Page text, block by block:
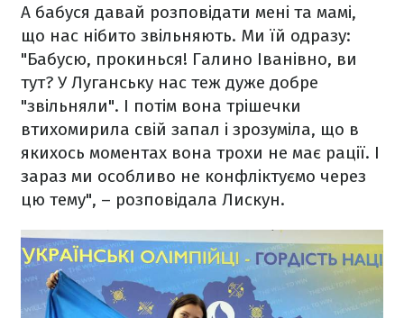
А бабуся давай розповідати мені та мамі,
що нас нібито звільняють. Ми їй одразу:
"Бабусю, прокинься! Галино Іванівно, ви
тут? У Луганську нас теж дуже добре
"звільняли". І потім вона трішечки
втихомирила свій запал і зрозуміла, що в
якихось моментах вона трохи не має рації. І
зараз ми особливо не конфліктуємо через
цю тему", – розповідала Лискун.